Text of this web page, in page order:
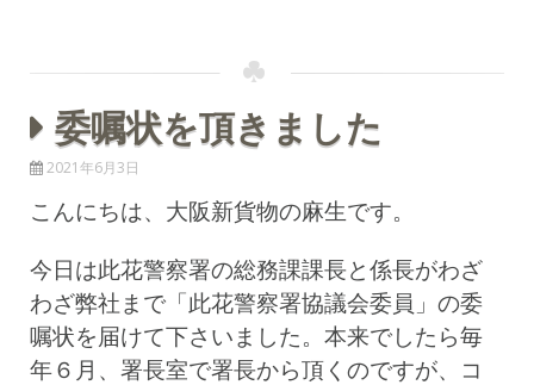
委嘱状を頂きました
2021年6月3日
こんにちは、大阪新貨物の麻生です。
今日は此花警察署の総務課課長と係長がわざ
わざ弊社まで「此花警察署協議会委員」の委
嘱状を届けて下さいました。本来でしたら毎
年６月、署長室で署長から頂くのですが、コ